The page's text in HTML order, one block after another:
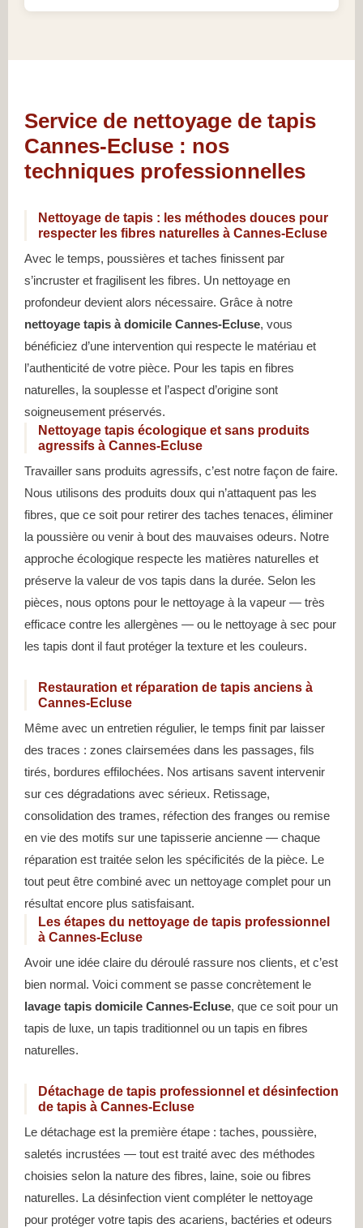
Service de nettoyage de tapis
Cannes-Ecluse : nos
techniques professionnelles
Nettoyage de tapis : les méthodes douces pour
respecter les fibres naturelles à Cannes-Ecluse
Avec le temps, poussières et taches finissent par
s’incruster et fragilisent les fibres. Un nettoyage en
profondeur devient alors nécessaire. Grâce à notre
nettoyage tapis à domicile Cannes-Ecluse, vous
bénéficiez d’une intervention qui respecte le matériau et
l’authenticité de votre pièce. Pour les tapis en fibres
naturelles, la souplesse et l’aspect d’origine sont
soigneusement préservés.
Nettoyage tapis écologique et sans produits
agressifs à Cannes-Ecluse
Travailler sans produits agressifs, c’est notre façon de faire.
Nous utilisons des produits doux qui n’attaquent pas les
fibres, que ce soit pour retirer des taches tenaces, éliminer
la poussière ou venir à bout des mauvaises odeurs. Notre
approche écologique respecte les matières naturelles et
préserve la valeur de vos tapis dans la durée. Selon les
pièces, nous optons pour le nettoyage à la vapeur — très
efficace contre les allergènes — ou le nettoyage à sec pour
les tapis dont il faut protéger la texture et les couleurs.
Restauration et réparation de tapis anciens à
Cannes-Ecluse
Même avec un entretien régulier, le temps finit par laisser
des traces : zones clairsemées dans les passages, fils
tirés, bordures effilochées. Nos artisans savent intervenir
sur ces dégradations avec sérieux. Retissage,
consolidation des trames, réfection des franges ou remise
en vie des motifs sur une tapisserie ancienne — chaque
réparation est traitée selon les spécificités de la pièce. Le
tout peut être combiné avec un nettoyage complet pour un
résultat encore plus satisfaisant.
Les étapes du nettoyage de tapis professionnel
à Cannes-Ecluse
Avoir une idée claire du déroulé rassure nos clients, et c’est
bien normal. Voici comment se passe concrètement le
lavage tapis domicile Cannes-Ecluse, que ce soit pour un
tapis de luxe, un tapis traditionnel ou un tapis en fibres
naturelles.
Détachage de tapis professionnel et désinfection
de tapis à Cannes-Ecluse
Le détachage est la première étape : taches, poussière,
saletés incrustées — tout est traité avec des méthodes
choisies selon la nature des fibres, laine, soie ou fibres
naturelles. La désinfection vient compléter le nettoyage
pour protéger votre tapis des acariens, bactéries et odeurs